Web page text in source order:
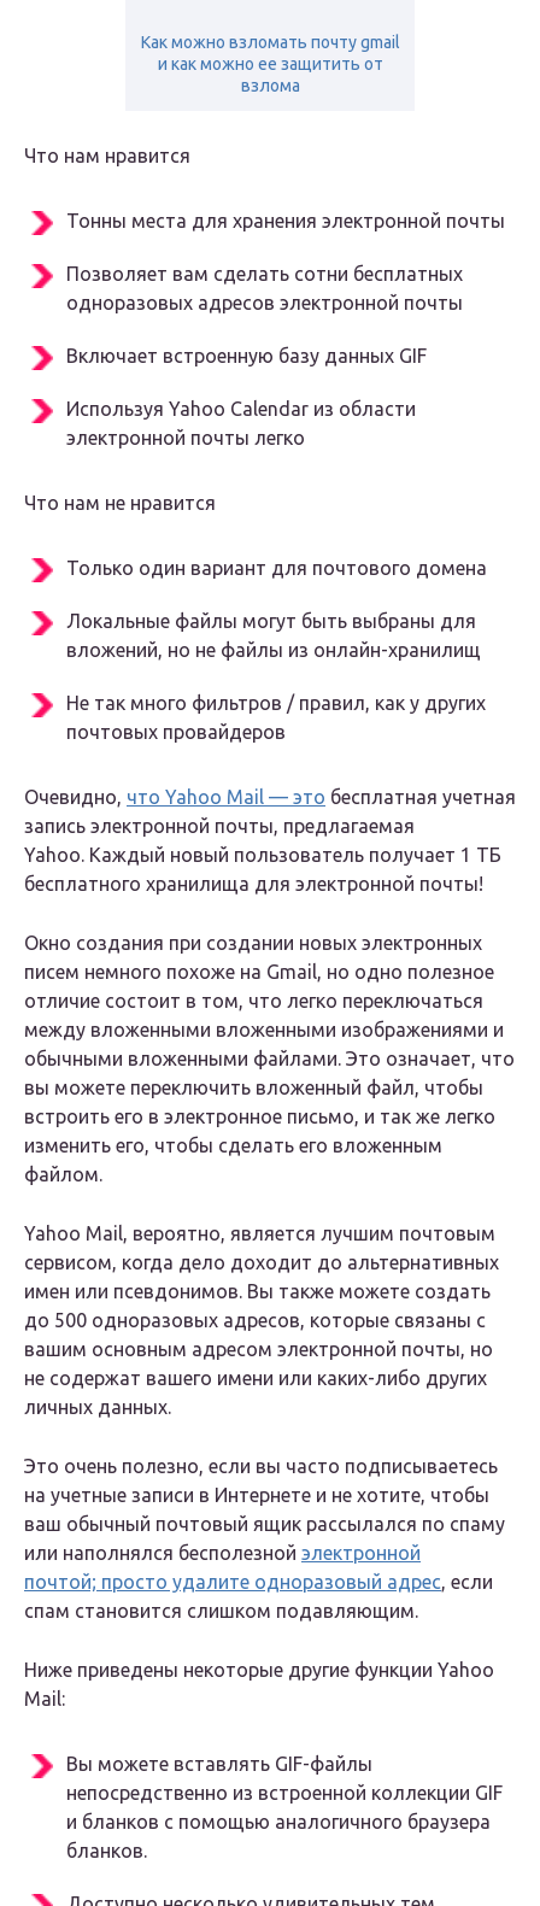
Как можно взломать почту gmail
и как можно ее защитить от
взлома
Что нам нравится
Тонны места для хранения электронной почты
Позволяет вам сделать сотни бесплатных
одноразовых адресов электронной почты
Включает встроенную базу данных GIF
Используя Yahoo Calendar из области
электронной почты легко
Что нам не нравится
Только один вариант для почтового домена
Локальные файлы могут быть выбраны для
вложений, но не файлы из онлайн-хранилищ
Не так много фильтров / правил, как у других
почтовых провайдеров
Очевидно, что Yahoo Mail — это бесплатная учетная
запись электронной почты, предлагаемая
Yahoo. Каждый новый пользователь получает 1 ТБ
бесплатного хранилища для электронной почты!
Окно создания при создании новых электронных
писем немного похоже на Gmail, но одно полезное
отличие состоит в том, что легко переключаться
между вложенными вложенными изображениями и
обычными вложенными файлами. Это означает, что
вы можете переключить вложенный файл, чтобы
встроить его в электронное письмо, и так же легко
изменить его, чтобы сделать его вложенным
файлом.
Yahoo Mail, вероятно, является лучшим почтовым
сервисом, когда дело доходит до альтернативных
имен или псевдонимов. Вы также можете создать
до 500 одноразовых адресов, которые связаны с
вашим основным адресом электронной почты, но
не содержат вашего имени или каких-либо других
личных данных.
Это очень полезно, если вы часто подписываетесь
на учетные записи в Интернете и не хотите, чтобы
ваш обычный почтовый ящик рассылался по спаму
или наполнялся бесполезной электронной
почтой; просто удалите одноразовый адрес, если
спам становится слишком подавляющим.
Ниже приведены некоторые другие функции Yahoo
Mail:
Вы можете вставлять GIF-файлы
непосредственно из встроенной коллекции GIF
и бланков с помощью аналогичного браузера
бланков.